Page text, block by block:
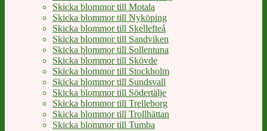
Skicka blommor till Motala
Skicka blommor till Nyköping
Skicka blommor till Skellefteå
Skicka blommor till Sandviken
Skicka blommor till Sollentuna
Skicka blommor till Skövde
Skicka blommor till Stockholm
Skicka blommor till Sundsvall
Skicka blommor till Södertälje
Skicka blommor till Trelleborg
Skicka blommor till Trollhättan
Skicka blommor till Tumba